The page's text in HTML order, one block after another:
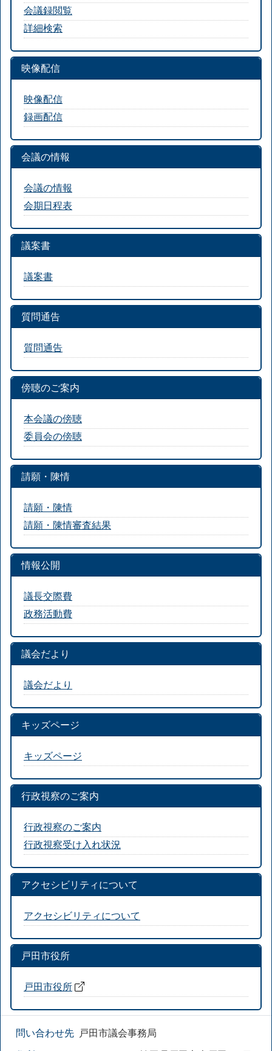
会議録閲覧
詳細検索
映像配信
映像配信
録画配信
会議の情報
会議の情報
会期日程表
議案書
議案書
質問通告
質問通告
傍聴のご案内
本会議の傍聴
委員会の傍聴
請願・陳情
請願・陳情
請願・陳情審査結果
情報公開
議長交際費
政務活動費
議会だより
議会だより
キッズページ
キッズページ
行政視察のご案内
行政視察のご案内
行政視察受け入れ状況
アクセシビリティについて
アクセシビリティについて
戸田市役所
戸田市役所
問い合わせ先 戸田市議会事務局